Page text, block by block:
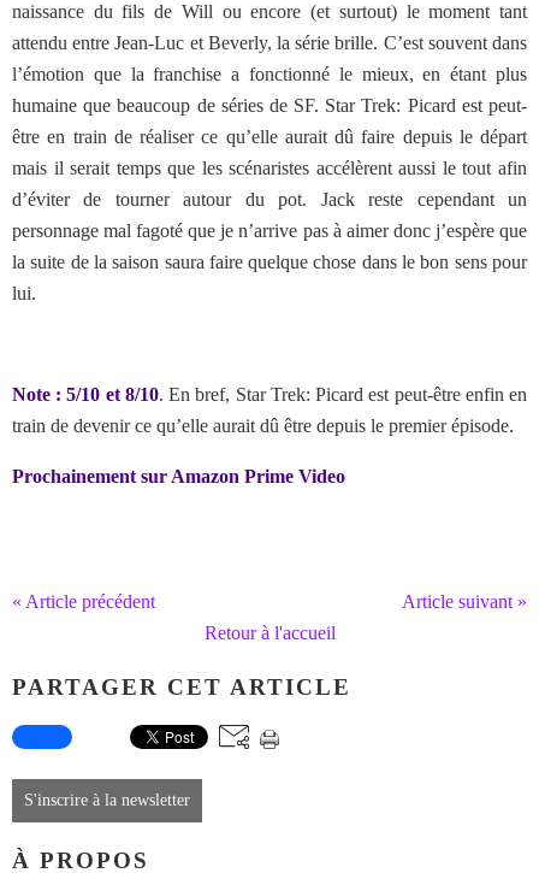
naissance du fils de Will ou encore (et surtout) le moment tant
attendu entre Jean-Luc et Beverly, la série brille. C’est souvent dans
l’émotion que la franchise a fonctionné le mieux, en étant plus
humaine que beaucoup de séries de SF. Star Trek: Picard est peut-
être en train de réaliser ce qu’elle aurait dû faire depuis le départ
mais il serait temps que les scénaristes accélèrent aussi le tout afin
d’éviter de tourner autour du pot. Jack reste cependant un
personnage mal fagoté que je n’arrive pas à aimer donc j’espère que
la suite de la saison saura faire quelque chose dans le bon sens pour
lui.
Note : 5/10 et 8/10. En bref, Star Trek: Picard est peut-être enfin en
train de devenir ce qu’elle aurait dû être depuis le premier épisode.
Prochainement sur Amazon Prime Video
« Article précédent
Article suivant »
Retour à l'accueil
PARTAGER CET ARTICLE
S'inscrire à la newsletter
À PROPOS